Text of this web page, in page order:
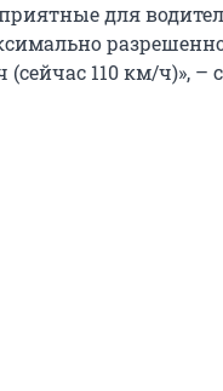
для
110 км/ч)», –